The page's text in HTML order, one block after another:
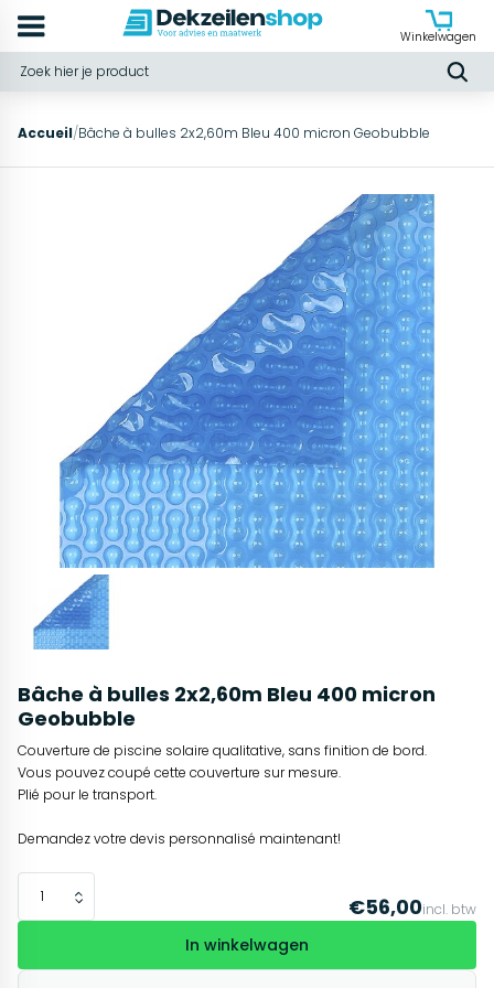
Winkelwagen
Accueil/Bâche à bulles 2x2,60m Bleu 400 micron Geobubble
Bâche à bulles 2x2,60m Bleu 400 micron
Geobubble
Couverture de piscine solaire qualitative, sans finition de bord.
Vous pouvez coupé cette couverture sur mesure.
Plié pour le transport.
Demandez votre devis personnalisé maintenant!
€56,00incl. btw
In winkelwagen